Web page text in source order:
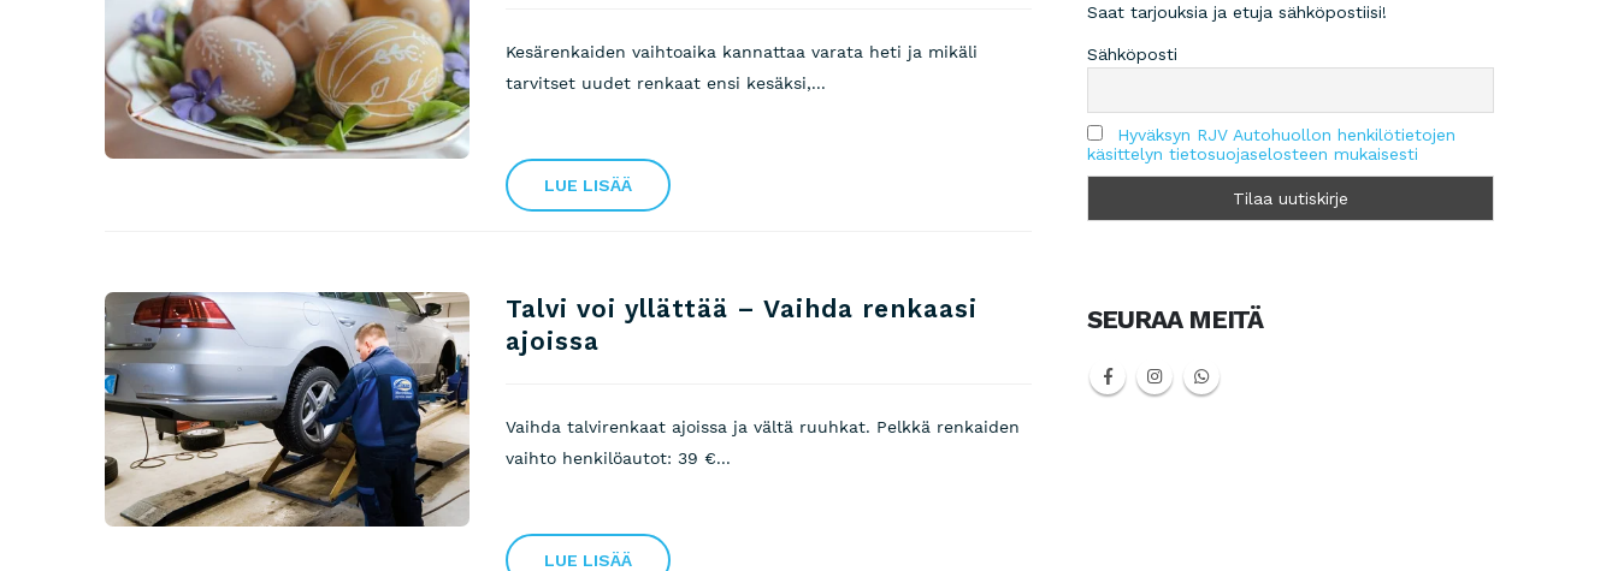
Kesärenkaiden vaihtoaika kannattaa varata heti ja mikäli
tarvitset uudet renkaat ensi kesäksi,...
LUE LISÄÄ
Talvi voi yllättää – Vaihda renkaasi
ajoissa
Vaihda talvirenkaat ajoissa ja vältä ruuhkat. Pelkkä renkaiden
vaihto henkilöautot: 39 €...
LUE LISÄÄ
Saat tarjouksia ja etuja sähköpostiisi!
Sähköposti
Hyväksyn RJV Autohuollon henkilötietojen
käsittelyn tietosuojaselosteen mukaisesti
SEURAA MEITÄ